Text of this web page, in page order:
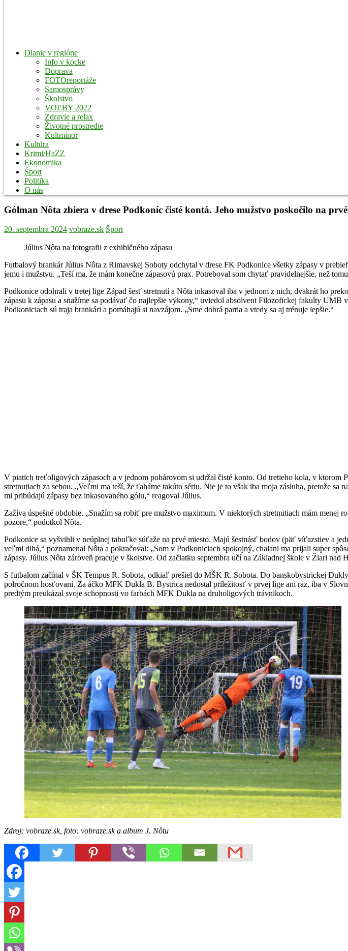
Dianie v regióne
Info v kocke
Doprava
FOTOreportáže
Samosprávy
Školstvo
VOĽBY 2022
Zdravie a relax
Životné prostredie
Kultminor
Kultúra
Krimi/HaZZ
Ekonomika
Šport
Politika
O nás
Gólman Nôta zbiera v drese Podkoníc čisté kontá. Jeho mužstvo poskočilo na
20. septembra 2024 vobraze.sk Šport
Július Nôta na fotografii z exhibičného zápasu
Futbalový brankár Július Nôta z Rimavskej Soboty odchytal v drese FK Podkonice všetky zápasy v
jemu i mužstvu. „Teší ma, že mám konečne zápasovú prax. Potreboval som chytať pravidelnejšie, než
Podkonice odohrali v tretej lige Západ šesť stretnutí a Nôta inkasoval iba v jednom z nich, dvakrát ho
zápasu k zápasu a snažíme sa podávať čo najlepšie výkony,“ uviedol absolvent Filozofickej fakulty
Podkoniciach sú traja brankári a pomáhajú si navzájom. „Sme dobrá partia a vtedy sa aj trénuje lepšie.“
V piatich treťoligových zápasoch a v jednom pohárovom si udržal čisté konto. Od tretieho kola, v
stretnutiach za sebou. „Veľmi ma teší, že ťaháme takúto sériu. Nie je to však iba moja zásluha, pretože
mi pribúdajú zápasy bez inkasovaného gólu,“ reagoval Július.
Zažíva úspešné obdobie. „Snažím sa robiť pre mužstvo maximum. V niektorých stretnutiach mám
pozore,“ podotkol Nôta.
Podkonice sa vyšvihli v neúplnej tabuľke súťaže na prvé miesto. Majú šestnásť bodov (päť víťazstiev a
veľmi dlhá,“ poznamenal Nôta a pokračoval: „Som v Podkoniciach spokojný, chalani ma prijali super
zápasy. Július Nôta zároveň pracuje v školstve. Od začiatku septembra učí na Základnej škole v Žiari nad
S futbalom začínal v ŠK Tempus R. Sobota, odkiaľ prešiel do MŠK R. Sobota. Do banskobystrickej
polročnom hosťovaní. Za áčko MFK Dukla B. Bystrica nedostal príležitosť v prvej lige ani raz, iba v
predtým preukázal svoje schopnosti vo farbách MFK Dukla na druholigových trávnikoch.
Zdroj: vobraze.sk, foto: vobraze.sk a album J. Nôtu